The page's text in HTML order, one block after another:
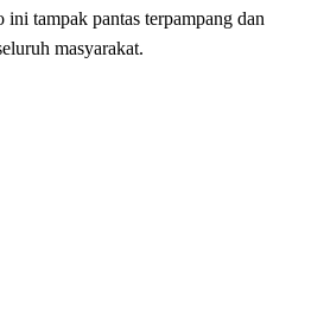
tampak pantas terpampang dan
masyarakat.